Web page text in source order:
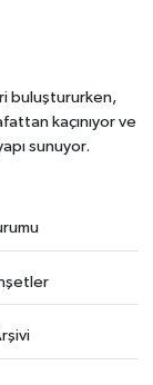
buluştururken,
kaçınıyor ve
sunuyor.